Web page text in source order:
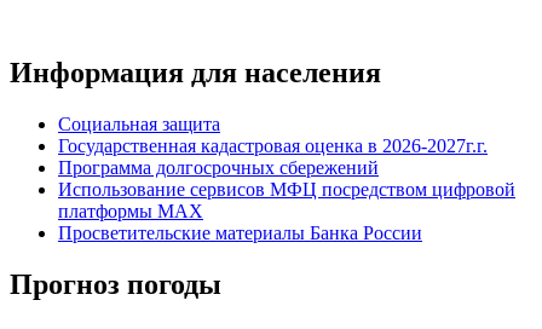
Информация для населения
Социальная защита
Государственная кадастровая оценка в 2026-2027г.г.
Программа долгосрочных сбережений
Использование сервисов МФЦ посредством цифровой
платформы MAX
Просветительские материалы Банка России
Прогноз погоды